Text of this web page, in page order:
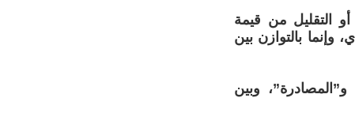
التقليل من قيمة
وإنما بالتوازن بين
وبين